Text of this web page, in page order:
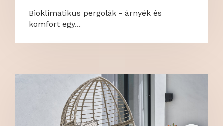
Bioklimatikus pergolák - árnyék és
komfort egy...